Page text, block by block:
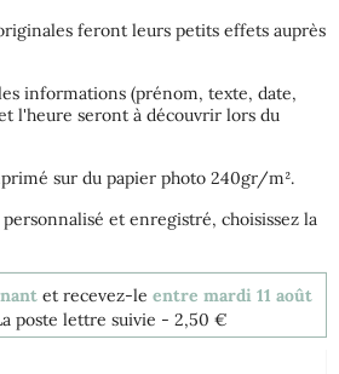
feront leurs petits effets auprès
informations (prénom, texte, date,
l'heure seront à découvrir lors du
sur du papier photo 240gr/m².
et enregistré, choisissez la
et recevez-le entre mardi 11 août
poste lettre suivie - 2,50 €